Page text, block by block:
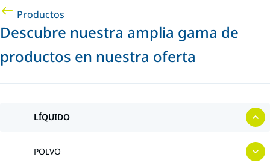
Productos
Descubre nuestra amplia gama de
productos en nuestra oferta
LÍQUIDO
POLVO